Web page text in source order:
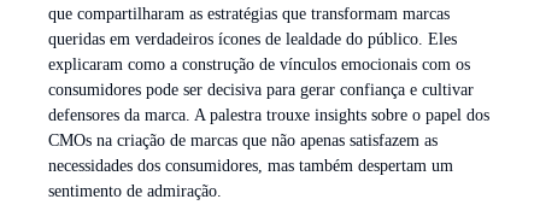
que compartilharam as estratégias que transformam marcas
queridas em verdadeiros ícones de lealdade do público. Eles
explicaram como a construção de vínculos emocionais com os
consumidores pode ser decisiva para gerar confiança e cultivar
defensores da marca. A palestra trouxe insights sobre o papel dos
CMOs na criação de marcas que não apenas satisfazem as
necessidades dos consumidores, mas também despertam um
sentimento de admiração.